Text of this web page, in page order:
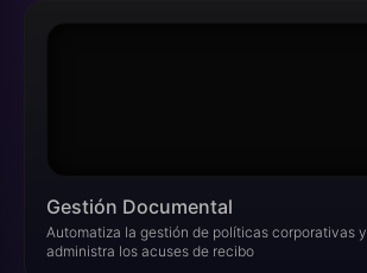
Gestión Documental​
Automatiza la gestión de políticas corporativas y
administra los acuses de recibo